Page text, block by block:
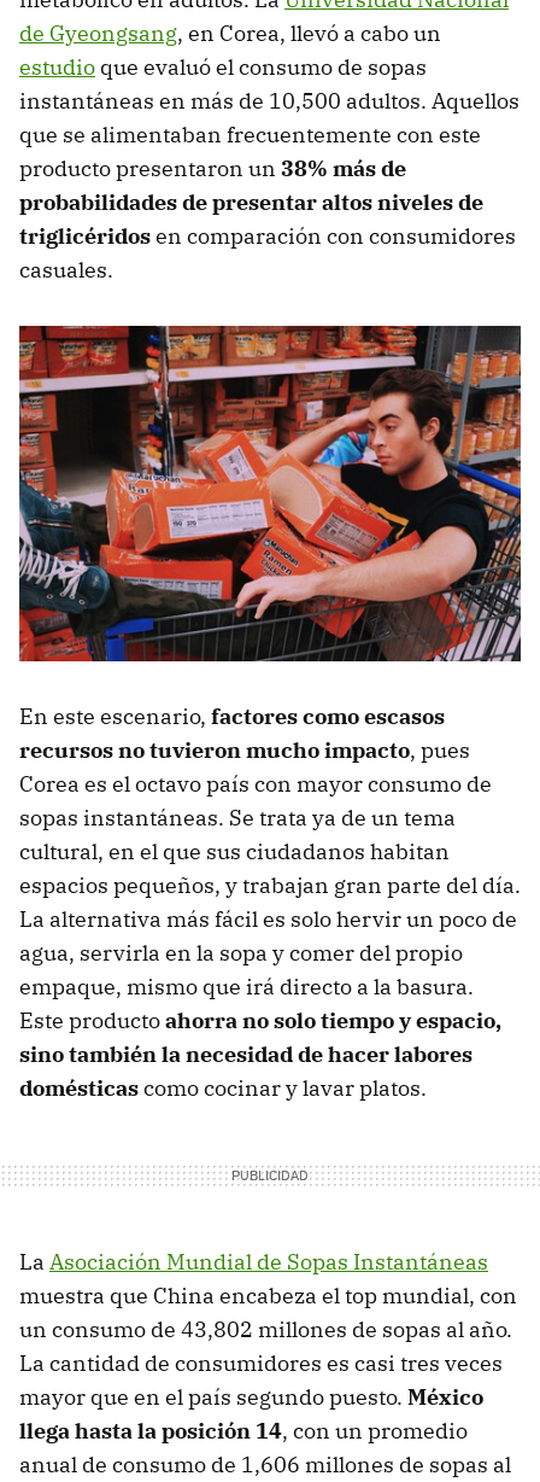
de Gyeongsang, en Corea, llevó a cabo un
estudio que evaluó el consumo de sopas
instantáneas en más de 10,500 adultos. Aquellos
que se alimentaban frecuentemente con este
producto presentaron un 38% más de
probabilidades de presentar altos niveles de
triglicéridosen comparación con consumidores
casuales.
En este escenario, factores como escasos
recursos no tuvieron mucho impacto, pues
Corea es el octavo país con mayor consumo de
sopas instantáneas. Se trata ya de un tema
cultural, en el que sus ciudadanos habitan
espacios pequeños, y trabajan gran parte del día.
La alternativa más fácil es solo hervir un poco de
agua, servirla en la sopa y comer del propio
empaque, mismo que irá directo a la basura.
Este productoahorra no solo tiempo y espacio,
sino también la necesidad de hacer labores
domésticascomo cocinar y lavar platos.
La Asociación Mundial de Sopas Instantáneas
muestra que China encabeza el top mundial, con
un consumo de 43,802 millones de sopas al año.
La cantidad de consumidores es casi tres veces
mayor que en el país segundo puesto. México
llega hasta la posición 14, con un promedio
anual de consumo de 1,606 millones de sopas al